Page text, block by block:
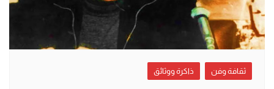
ثقافة وفن ذاكرة ووثائق